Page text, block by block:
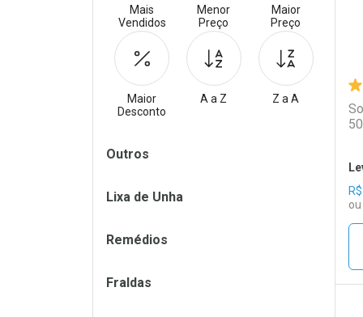
R$
Mais
Vendidos
Menor
Preço
Maior
Preço
Maior
Desconto
A a Z Z a A
Filtros
Outros
Lixa de Unha
Remédios
Fraldas